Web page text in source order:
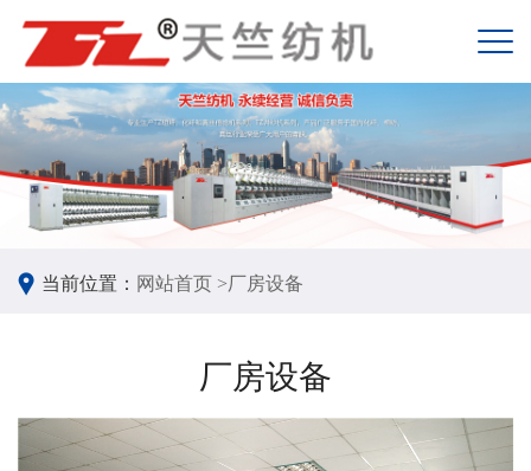
当前位置： 网站首页 >厂房设备
厂房设备